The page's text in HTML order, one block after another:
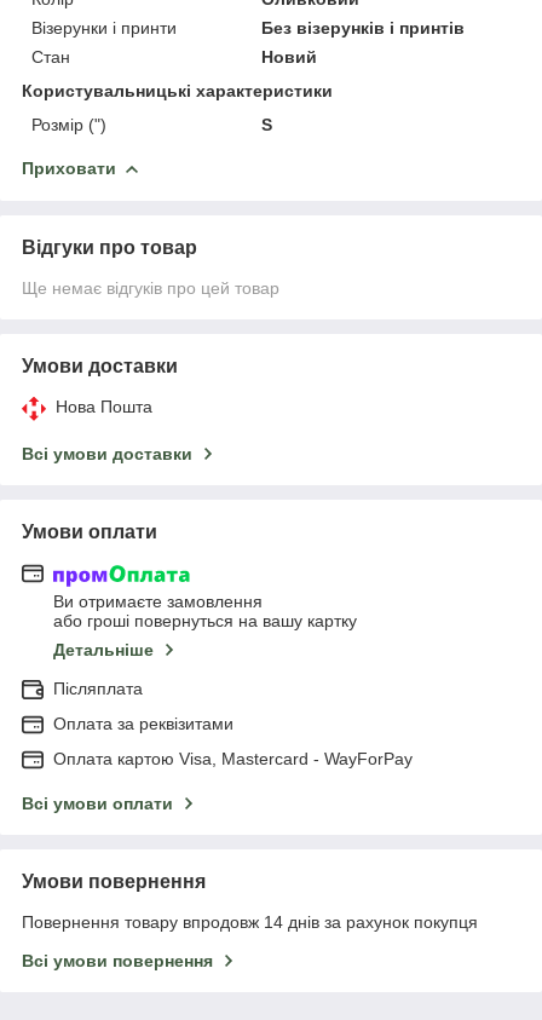
Візерунки і принти
Без візерунків і принтів
Стан
Новий
Користувальницькі характеристики
Розмір (")
S
Приховати
Відгуки про товар
Ще немає відгуків про цей товар
Умови доставки
Нова Пошта
Всі умови доставки
Умови оплати
Ви отримаєте замовлення
або гроші повернуться на вашу картку
Детальніше
Післяплата
Оплата за реквізитами
Оплата картою Visa, Mastercard - WayForPay
Всі умови оплати
Умови повернення
Повернення товару впродовж 14 днів за рахунок покупця
Всі умови повернення